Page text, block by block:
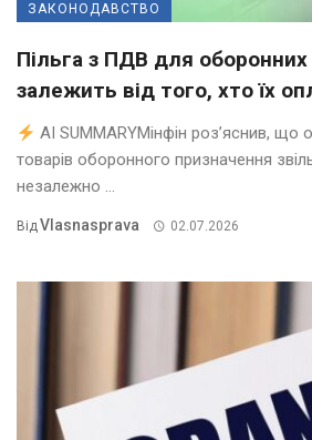
ЗАКОНОДАВСТВО
Пільга з ПДВ для оборонних
залежить від того, хто їх
AI SUMMARYМінфін роз’яснив, що
товарів оборонного призначення
незалежно ...
ВідVlasnasprava 02.07.2026